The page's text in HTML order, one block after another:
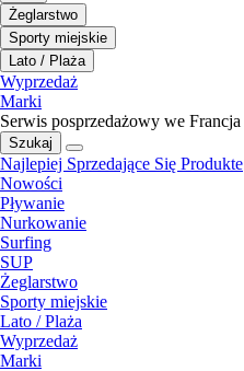
Żeglarstwo
Sporty miejskie
Lato / Plaża
Wyprzedaż
Marki
Serwis posprzedażowy we Francja
Szukaj
Najlepiej Sprzedające Się Produkte
Nowości
Pływanie
Nurkowanie
Surfing
SUP
Żeglarstwo
Sporty miejskie
Lato / Plaża
Wyprzedaż
Marki